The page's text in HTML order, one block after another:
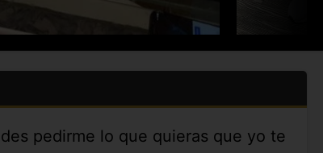
pedirme lo que quieras que yo te